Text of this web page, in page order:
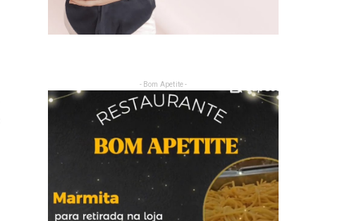
- Bom Apetite -